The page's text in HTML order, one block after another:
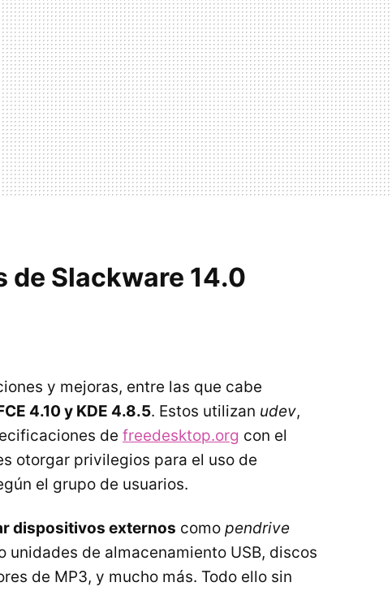
de Slackware 14.0
y mejoras, entre las que cabe
4.10 y KDE 4.8.5. Estos utilizan udev,
de freedesktop.org con el
otorgar privilegios para el uso de
el grupo de usuarios.
dispositivos externos como pendrive
unidades de almacenamiento USB, discos
de MP3, y mucho más. Todo ello sin